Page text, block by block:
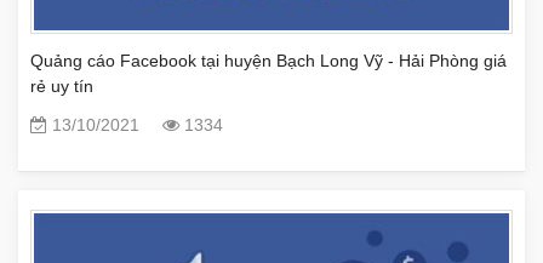
Quảng cáo Facebook tại huyện Bạch Long Vỹ - Hải Phòng giá
rẻ uy tín
13/10/2021
1334